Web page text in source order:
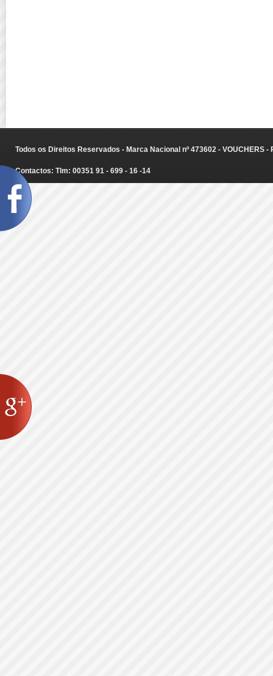
Todos os Direitos Reservados - Marca Nacional nº 473602 - VOUCHERS
Contactos: Tlm: 00351 91 - 699 - 16 -14